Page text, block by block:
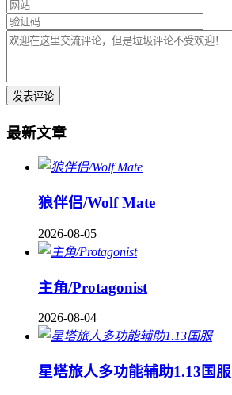
最新文章
狼伴侣/Wolf Mate
2026-08-05
主角/Protagonist
2026-08-04
星塔旅人多功能辅助1.13国服